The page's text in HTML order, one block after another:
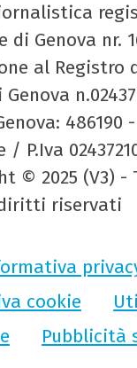
di Genova nr.
al Registro
486190
/ P.Iva
© 2025 (V3)
riservati
cookie
Pubblicità